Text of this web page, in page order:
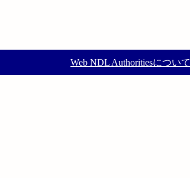
Web NDL Authoritiesについて